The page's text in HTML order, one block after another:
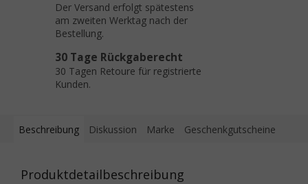
Der Versand erfolgt spätestens
am zweiten Werktag nach der
Bestellung.
30 Tage Rückgaberecht
30 Tagen Retoure für registrierte
Kunden.
Beschreibung Diskussion Marke Geschenkgutscheine
Produktdetailbeschreibung